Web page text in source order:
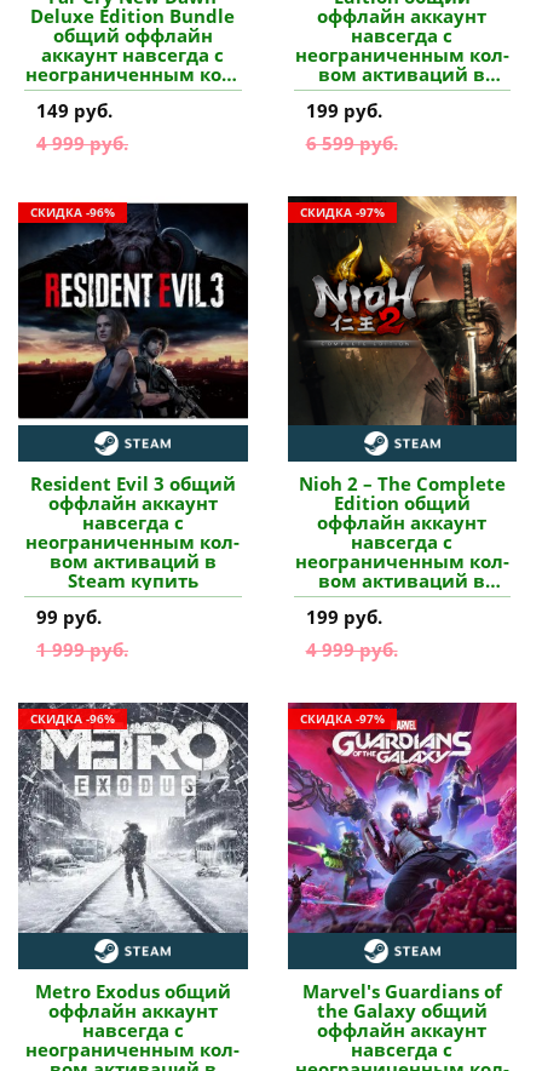
Deluxe Edition Bundle
общий оффлайн
аккаунт навсегда с
неограниченным кол-
вом активаций в
Steam купить
149 руб.
4 999 руб.
оффлайн аккаунт
навсегда с
неограниченным кол-
вом активаций в
Steam купить
199 руб.
6 599 руб.
СКИДКА -96%
Resident Evil 3 общий
оффлайн аккаунт
навсегда с
неограниченным кол-
вом активаций в
Steam купить
99 руб.
1 999 руб.
СКИДКА -97%
Nioh 2 – The Complete
Edition общий
оффлайн аккаунт
навсегда с
неограниченным кол-
вом активаций в
Steam купить
199 руб.
4 999 руб.
СКИДКА -96%
Metro Exodus общий
оффлайн аккаунт
навсегда с
неограниченным кол-
СКИДКА -97%
Marvel's Guardians of
the Galaxy общий
оффлайн аккаунт
навсегда с